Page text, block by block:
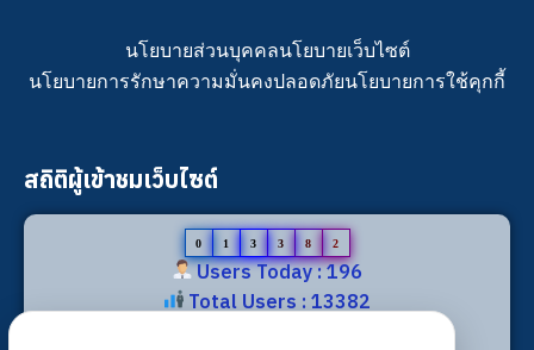
นโยบายส่วนบุคคลนโยบายเว็บไซต์
นโยบายการรักษาความมั่นคงปลอดภัยนโยบายการใช้คุกกี้
สถิติผู้เข้าชมเว็บไซต์
0 1 3 3 8 2
Users Today : 196
Total Users : 13382